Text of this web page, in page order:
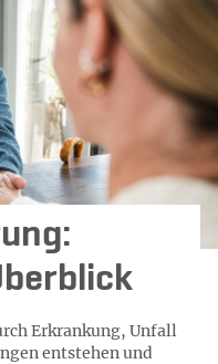
Erkrankung, Unfall
entstehen und